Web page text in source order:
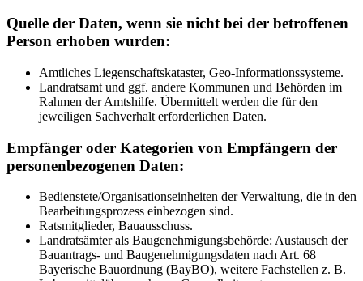
Quelle der Daten, wenn sie nicht bei der betroffenen
Person erhoben wurden:
Amtliches Liegenschaftskataster, Geo-Informationssysteme.
Landratsamt und ggf. andere Kommunen und Behörden im
Rahmen der Amtshilfe. Übermittelt werden die für den
jeweiligen Sachverhalt erforderlichen Daten.
Empfänger oder Kategorien von Empfängern der
personenbezogenen Daten:
Bedienstete/Organisationseinheiten der Verwaltung, die in den
Bearbeitungsprozess einbezogen sind.
Ratsmitglieder, Bauausschuss.
Landratsämter als Baugenehmigungsbehörde: Austausch der
Bauantrags- und Baugenehmigungsdaten nach Art. 68
Bayerische Bauordnung (BayBO), weitere Fachstellen z. B.